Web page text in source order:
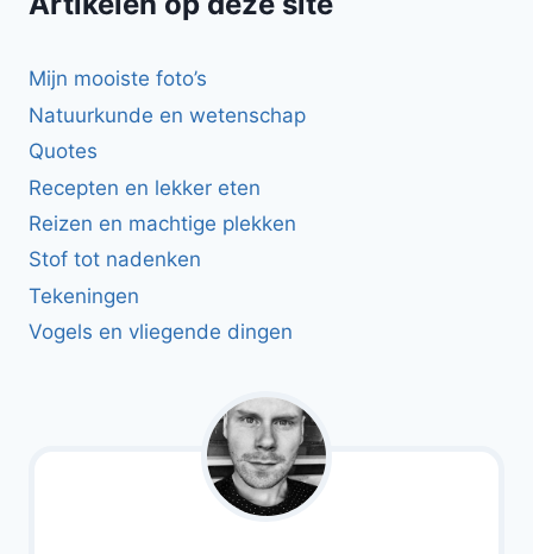
Mijn mooiste foto’s
Natuurkunde en wetenschap
Quotes
Recepten en lekker eten
Reizen en machtige plekken
Stof tot nadenken
Tekeningen
Vogels en vliegende dingen